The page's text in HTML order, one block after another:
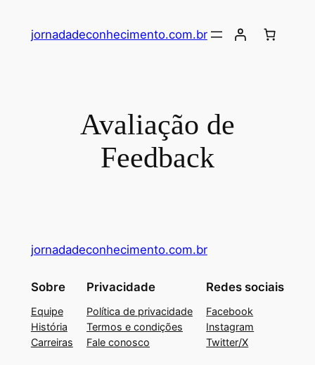
jornadadeconhecimento.com.br
Avaliação de
Feedback
jornadadeconhecimento.com.br
Sobre
Equipe
História
Carreiras
Privacidade
Política de privacidade
Termos e condições
Fale conosco
Redes sociais
Facebook
Instagram
Twitter/X